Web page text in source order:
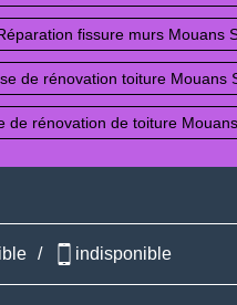
fissure murs Mouans
de rénovation toiture Mouans
de rénovation de toiture
/ indisponible